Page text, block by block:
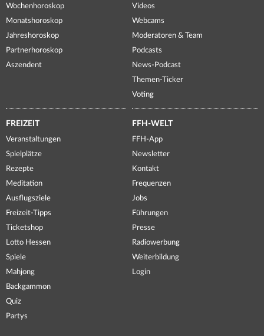
Wochenhoroskop
Monatshoroskop
Jahreshoroskop
Partnerhoroskop
Aszendent
Videos
Webcams
Moderatoren & Team
Podcasts
News-Podcast
Themen-Ticker
Voting
FREIZEIT
Veranstaltungen
Spielplätze
Rezepte
Meditation
Ausflugsziele
Freizeit-Tipps
Ticketshop
Lotto Hessen
Spiele
Mahjong
Backgammon
Quiz
Partys
FFH-WELT
FFH-App
Newsletter
Kontakt
Frequenzen
Jobs
Führungen
Presse
Radiowerbung
Weiterbildung
Login